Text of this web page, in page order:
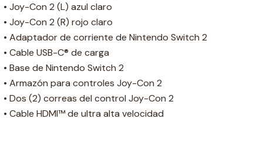
• Joy-Con 2 (L) azul claro
• Joy-Con 2 (R) rojo claro
• Adaptador de corriente de Nintendo Switch 2
• Cable USB-C® de carga
• Base de Nintendo Switch 2
• Armazón para controles Joy-Con 2
• Dos (2) correas del control Joy-Con 2
• Cable HDMI™ de ultra alta velocidad